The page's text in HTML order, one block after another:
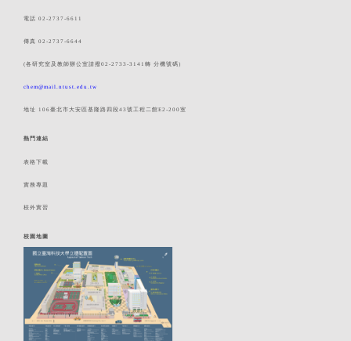
電話 02-2737-6611
傳真 02-2737-6644
(各研究室及教師辦公室請撥02-2733-3141轉 分機號碼)
chem@mail.ntust.edu.tw
地址 106臺北市大安區基隆路四段43號工程二館E2-200室
熱門連結
表格下載
實務專題
校外實習
校園地圖